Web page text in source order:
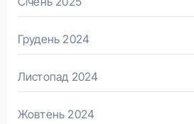
Грудень 2024
Листопад 2024
Жовтень 2024